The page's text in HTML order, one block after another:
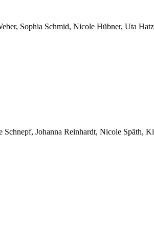
Sophia Schmid, Nicole Hübner, Uta
Schnepf, Johanna Reinhardt, Nicole